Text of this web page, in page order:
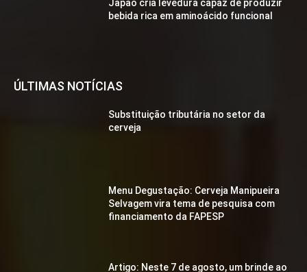
Japão cria levedura capaz de produzir
bebida rica em aminoácido funcional
ÚLTIMAS NOTÍCIAS
Substituição tributária no setor da
cerveja
Menu Degustação: Cerveja Manipueira
Selvagem vira tema de pesquisa com
financiamento da FAPESP
Artigo: Neste 7 de agosto, um brinde ao